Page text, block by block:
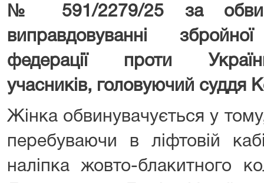
№ 591/2279/25 за
виправдовуванні
федерації проти
учасників, головуючий суддя
Жінка обвинувачується у
перебуваючи в ліфтовій
наліпка жовто-блакитного